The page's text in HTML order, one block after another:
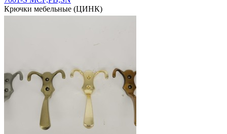
Крючки мебельные (ЦИНК)